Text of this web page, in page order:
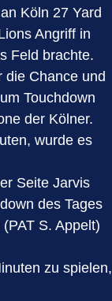
Köln 27 Yard
Angriff in
Feld brachte.
die Chance und
Touchdown
der Kölner.
wurde es
Seite Jarvis
des Tages
S. Appelt)
zu spielen,